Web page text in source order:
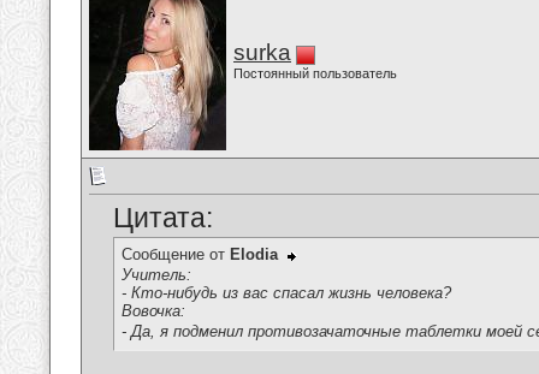
surka
Постоянный пользователь
Цитата:
Сообщение от Elodia
Учитель:
- Кто-нибудь из вас спасал жизнь человека?
Вовочка:
- Да, я подменил противозачаточные таблетки моей